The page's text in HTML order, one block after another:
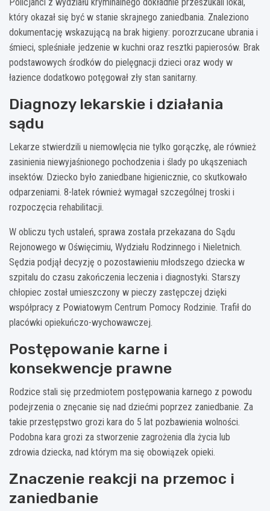
który okazał się być w stanie skrajnego zaniedbania. Znaleziono
dokumentację wskazującą na brak higieny: porozrzucane ubrania i
śmieci, spleśniałe jedzenie w kuchni oraz resztki papierosów. Brak
podstawowych środków do pielęgnacji dzieci oraz wody w
łazience dodatkowo potęgował zły stan sanitarny.
Diagnozy lekarskie i działania
sądu
Lekarze stwierdzili u niemowlęcia nie tylko gorączkę, ale również
zasinienia niewyjaśnionego pochodzenia i ślady po ukąszeniach
insektów. Dziecko było zaniedbane higienicznie, co skutkowało
odparzeniami. 8-latek również wymagał szczególnej troski i
rozpoczęcia rehabilitacji.
W obliczu tych ustaleń, sprawa została przekazana do Sądu
Rejonowego w Oświęcimiu, Wydziału Rodzinnego i Nieletnich.
Sędzia podjął decyzję o pozostawieniu młodszego dziecka w
szpitalu do czasu zakończenia leczenia i diagnostyki. Starszy
chłopiec został umieszczony w pieczy zastępczej dzięki
współpracy z Powiatowym Centrum Pomocy Rodzinie. Trafił do
placówki opiekuńczo-wychowawczej.
Postępowanie karne i
konsekwencje prawne
Rodzice stali się przedmiotem postępowania karnego z powodu
podejrzenia o znęcanie się nad dziećmi poprzez zaniedbanie. Za
takie przestępstwo grozi kara do 5 lat pozbawienia wolności.
Podobna kara grozi za stworzenie zagrożenia dla życia lub
zdrowia dziecka, nad którym ma się obowiązek opieki.
Znaczenie reakcji na przemoc i
zaniedbanie